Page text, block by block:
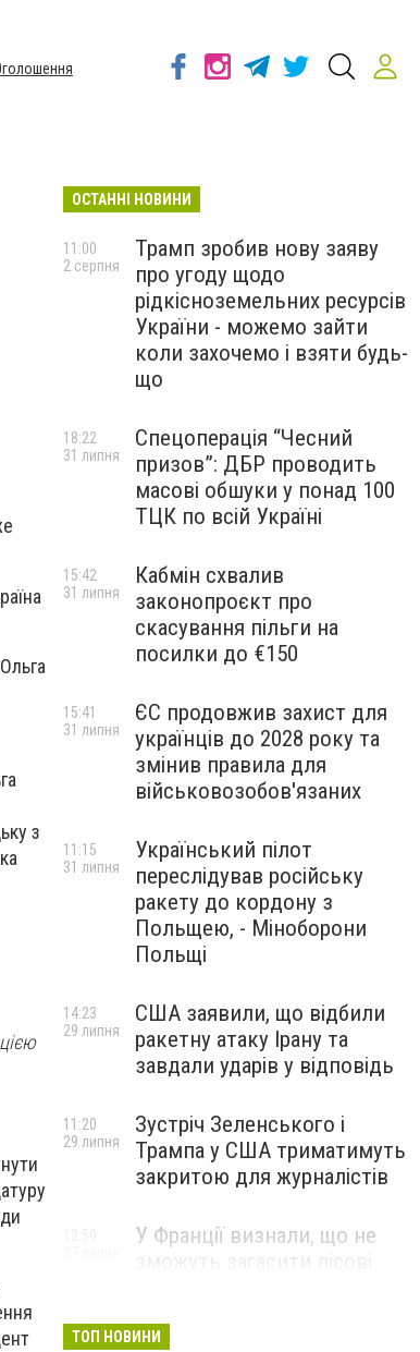
з
ОСТАННІ НОВИНИ
Трамп зробив нову заяву
про угоду щодо
рідкісноземельних ресурсів
України - можемо зайти
коли захочемо і взяти будь-
що
11:00
2 серпня
Спецоперація “Чесний
призов”: ДБР проводить
масові обшуки у понад 100
ТЦК по всій Україні
18:22
31 липня
Кабмін схвалив
законопроєкт про
скасування пільги на
посилки до €150
15:42
31 липня
ЄС продовжив захист для
українців до 2028 року та
змінив правила для
військовозобов'язаних
15:41
31 липня
Український пілот
переслідував російську
ракету до кордону з
Польщею, - Міноборони
Польщі
11:15
31 липня
США заявили, що відбили
ракетну атаку Ірану та
завдали ударів у відповідь
14:23
29 липня
Зустріч Зеленського і
Трампа у США триматимуть
закритою для журналістів
11:20
29 липня
У Франції визнали, що не
ТОП НОВИНИ